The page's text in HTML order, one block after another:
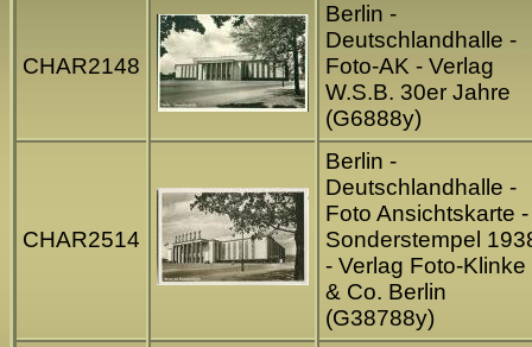
CHAR2148
Berlin -
Deutschlandhalle -
Foto-AK - Verlag
W.S.B. 30er Jahre
(G6888y)
CHAR2514
Berlin -
Deutschlandhalle -
Foto Ansichtskarte -
Sonderstempel
- Verlag Foto-Klinke
& Co. Berlin
(G38788y)